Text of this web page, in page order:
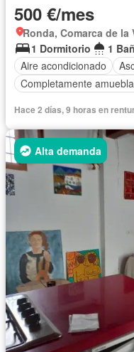
500 €/mes
Ronda, Comarca de la
1 Dormitorio
1
Aire acondicionado
Completamente
Hace 2 días, 9 horas en
Alta demanda